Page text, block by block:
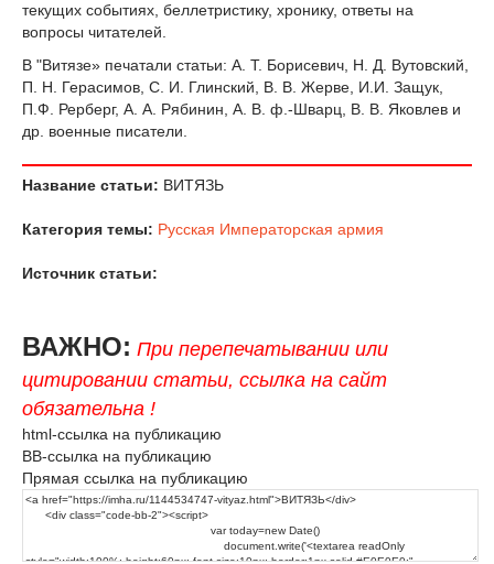
текущих событиях, беллетристику, хронику, ответы на
вопросы читателей.
В "Витязе» печатали статьи: А. Т. Борисевич, Н. Д. Вутовский,
П. Н. Герасимов, С. И. Глинский, В. В. Жерве, И.И. Защук,
П.Ф. Рерберг, А. А. Рябинин, А. В. ф.-Шварц, В. В. Яковлев и
др. военные писатели.
Название статьи: ВИТЯЗЬ
Категория темы: Русская Императорская армия
Источник статьи:
ВАЖНО: При перепечатывании или
цитировании статьи, ссылка на сайт
обязательна !
html-ссылка на публикацию
BB-ссылка на публикацию
Прямая ссылка на публикацию